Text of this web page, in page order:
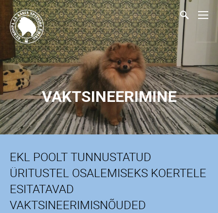
VAKTSINEERIMINE
EKL POOLT TUNNUSTATUD
ÜRITUSTEL OSALEMISEKS KOERTELE
ESITATAVAD
VAKTSINEERIMISNÕUDED